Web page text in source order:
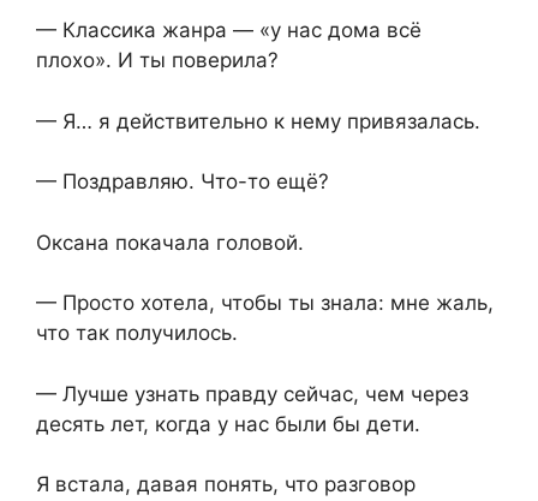
— Классика жанра — «у нас дома всё
плохо». И ты поверила?
— Я… я действительно к нему привязалась.
— Поздравляю. Что-то ещё?
Оксана покачала головой.
— Просто хотела, чтобы ты знала: мне жаль,
что так получилось.
— Лучше узнать правду сейчас, чем через
десять лет, когда у нас были бы дети.
Я встала, давая понять, что разговор